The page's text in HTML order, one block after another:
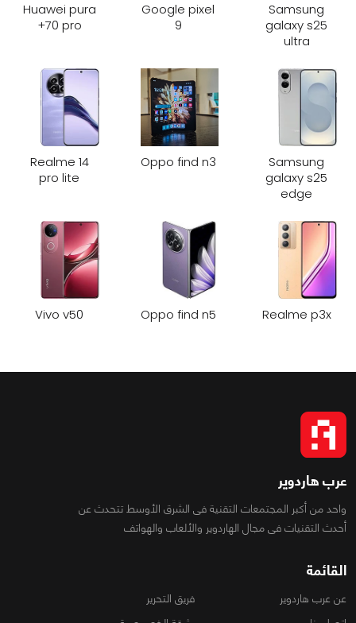
Samsung
galaxy s25
ultra
Google pixel
9
Huawei pura
70 pro+
Samsung
galaxy s25
edge
Oppo find n3
Realme 14
pro lite
Realme p3x
Oppo find n5
Vivo v50
عرب هاردوير
واحد من أكبر المجتمعات التقنية فى الشرق الأوسط تتحدث عن
أحدث التقنيات فى مجال الهاردوير والألعاب والهواتف
القائمة
عن عرب هاردوير
فريق التحرير